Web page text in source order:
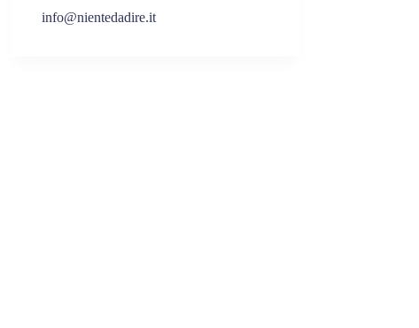
info@nientedadire.it